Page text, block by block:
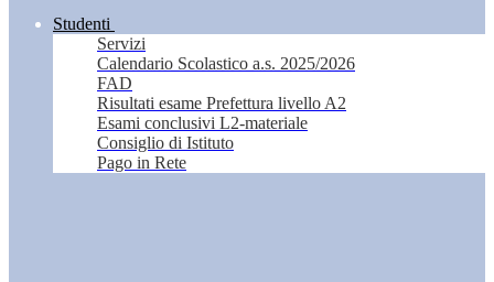
Studenti
Servizi
Calendario Scolastico a.s. 2025/2026
FAD
Risultati esame Prefettura livello A2
Esami conclusivi L2-materiale
Consiglio di Istituto
Pago in Rete